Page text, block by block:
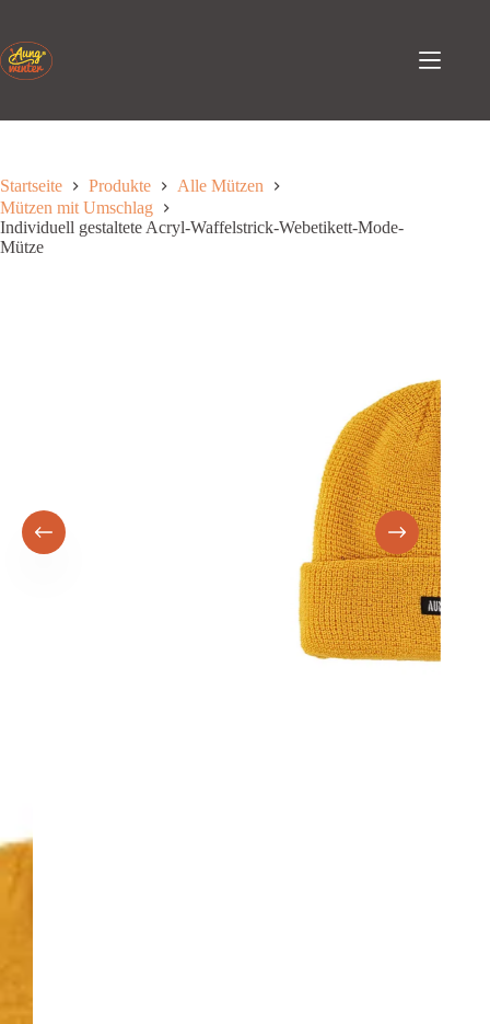
springen
Startseite Produkte
Alle Mützen
Mützen mit Umschlag
Individuell gestaltete Acryl-Waffelstrick-Webetikett-Mode-
Mütze